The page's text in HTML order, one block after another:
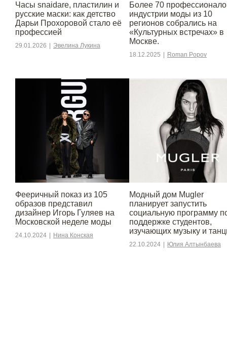
Часы snaidare, пластилин и
русские маски: как детство
Дарьи Прохоровой стало её
профессией
29.01.2026 Эвелина Лукина
Более 70
индустрии моды из 10
регионов собрались на
«Культурных встречах» в
Москве.
18.12.2025 Roman Popov
Фееричный показ из 105
образов представил
дизайнер Игорь Гуляев на
Московской неделе моды
24.10.2024 Нина Конская
Модный дом Mugler
планирует запустить
социальную программу
поддержке студентов,
изучающих музыку и
22.10.2024 Юлия Алтынбаева